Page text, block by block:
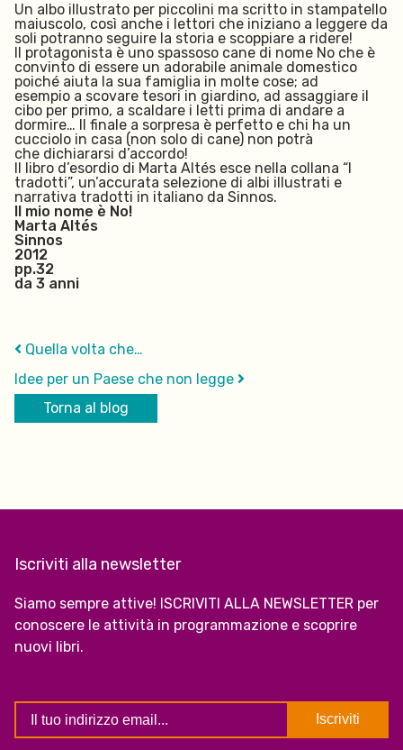
Un albo illustrato per piccolini ma scritto in stampatello
maiuscolo, così anche i lettori che iniziano a leggere da
soli potranno seguire la storia e scoppiare a ridere!
Il protagonista è uno spassoso cane di nome No che è
convinto di essere un adorabile animale domestico
poiché aiuta la sua famiglia in molte cose; ad
esempio a scovare tesori in giardino, ad assaggiare il
cibo per primo, a scaldare i letti prima di andare a
dormire… Il finale a sorpresa è perfetto e chi ha un
cucciolo in casa (non solo di cane) non potrà
che dichiararsi d’accordo!
Il libro d’esordio di Marta Altés esce nella collana “I
tradotti”, un’accurata selezione di albi illustrati e
narrativa tradotti in italiano da Sinnos.
Il mio nome è No!
Marta Altés
Sinnos
2012
pp.32
da 3 anni
Quella volta che…
Torna al blog
Idee per un Paese che non legge
Iscriviti alla newsletter
Siamo sempre attive! ISCRIVITI ALLA NEWSLETTER per
conoscere le attività in programmazione e scoprire
nuovi libri.